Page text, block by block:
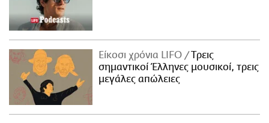
Είκοσι χρόνια LIFO
Tρεις
σημαντικοί Έλληνες μουσικοί, τρεις
μεγάλες απώλειες